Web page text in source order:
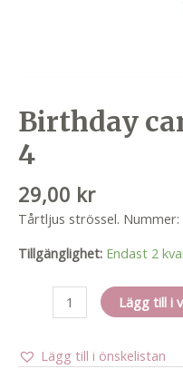
Birthday
4
29,00 kr
Tårtljus strössel. Nummer:
Tillgänglighet: Endast 2
Birthday
candle
4
Lägg till i
Lägg till i önskelistan